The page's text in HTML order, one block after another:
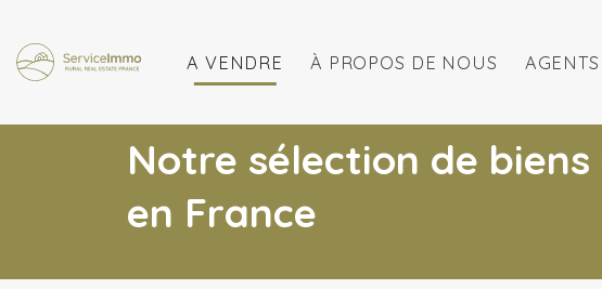
A VENDRE À PROPOS DE NOUS AGENTS
Notre sélection de
en France